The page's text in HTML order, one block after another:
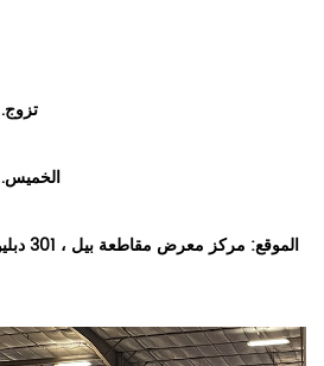
تزوج. 4/6 8:30 صباحًا - 4 مساءً
الخميس. 4/7 8:30 صباحًا - 11 مساءً
الموقع: مركز معرض مقاطعة بيل ،